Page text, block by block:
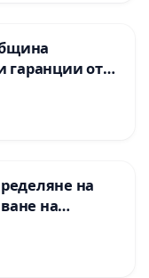
гаранции от
че ще се
норми!
на
на
възел АМ
- к.к.